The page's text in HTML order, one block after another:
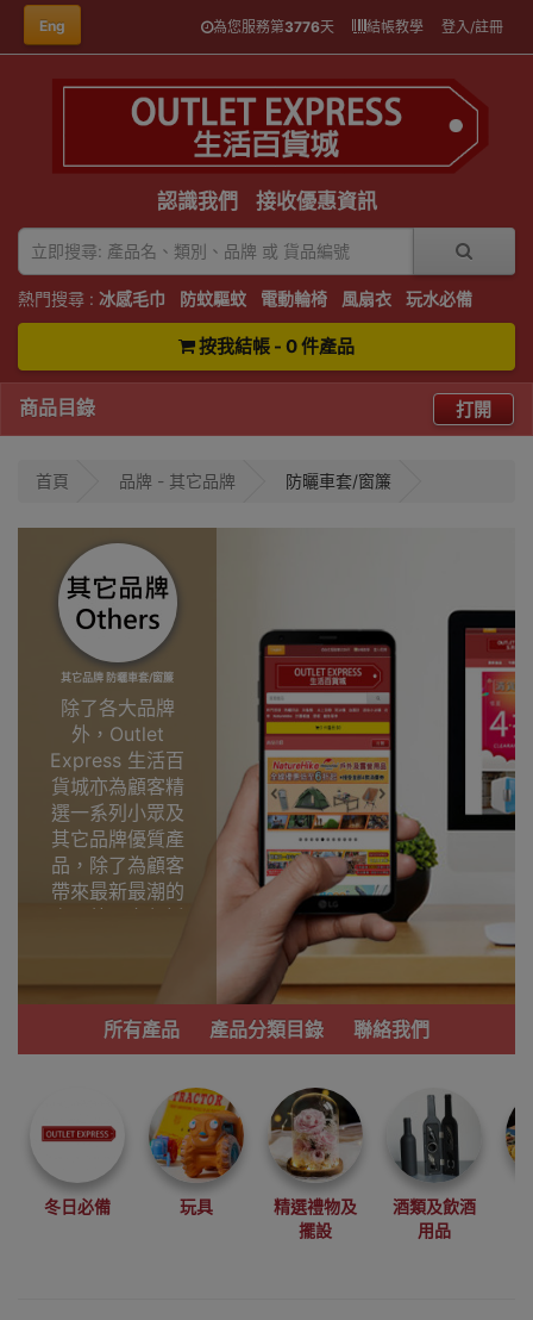
Eng 為您服務第3776天 結帳教學 登入/註冊
認識我們 接收優惠資訊
熱門搜尋 : 冰感毛巾 防蚊驅蚊 電動輪椅 風扇衣 玩水必備
按我結帳 - 0 件產品
商品目錄 打開
首頁 品牌 - 其它品牌 防曬車套/窗簾
其它品牌 防曬車套/窗簾
除了各大品牌
外，Outlet
Express 生活百
貨城亦為顧客精
選一系列小眾及
其它品牌優質產
品，除了為顧客
帶來最新最潮的
產品外，亦包括
功能齊備的產
品。
我們每月會固定
尋找最更新、最
潮、有特色而且
優惠的優質產
品，從用家的角
度為你帶來你的
最好選擇。
所有產品 產品分類目錄 聯絡我們
冬日必備 玩具
精選禮物及
擺設
酒類及飲酒
用品